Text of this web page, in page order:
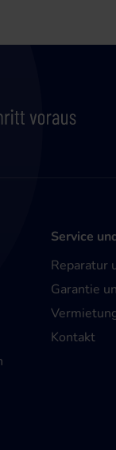
Service
Reparatur
Garantie
Kontakt